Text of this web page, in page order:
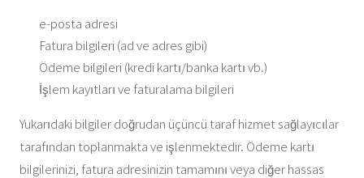
e-posta adresi
Fatura bilgileri (ad ve adres gibi)
Ödeme bilgileri (kredi kartı/banka kartı vb.)
İşlem kayıtları ve faturalama bilgileri
Yukarıdaki bilgiler doğrudan üçüncü taraf hizmet sağlayıcılar
tarafından toplanmakta ve işlenmektedir. Ödeme kartı
bilgilerinizi, fatura adresinizin tamamını veya diğer hassas